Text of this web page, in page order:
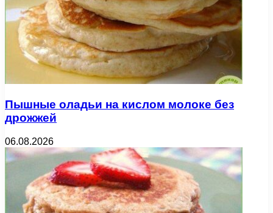
Пышные оладьи на кислом молоке без
дрожжей
06.08.2026